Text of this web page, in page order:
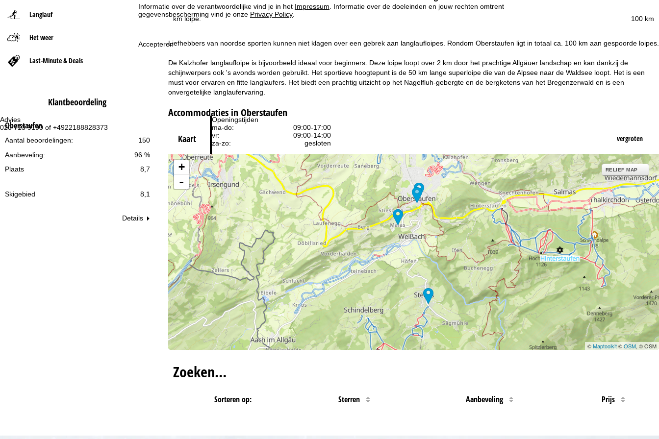
Informatie over de verantwoordelijke vind je in het Impressum . Informatie over de doeleinden en jouw rechten omtrent
gegevensbescherming vind je onze Privacy Policy
Accepteren
Advies
020 713 9190 of +4922188828373
Openingstijden
ma-do:
09:00-17:00
vr:
09:00-14:00
za-zo:
gesloten
Naar contactpagina
Advies
Langlauf
Het weer
Last-Minute & Deals
Klantbeoordeling
Oberstaufen
150
Aantal beoordelingen:
96 %
Aanbeveling:
Plaats
8,7
Skigebied 8,1
Details
t
g
i
n
a
100 km
km loipe:
Liefhebbers van noordse sporten kunnen niet klagen over een gebrek aan langlaufloipes. Rondom Oberstaufen ligt in totaal ca. 100 km aan gespoorde loipes.
De Kalzhofer langlaufloipe is bijvoorbeeld ideaal voor beginners. Deze loipe loopt over 2 km door het prachtige Allgäuer landschap en kan dankzij de
schijnwerpers ook 's avonds worden gebruikt. Het sportieve hoogtepunt is de 50 km lange superloipe die van de Alpsee naar de Waldsee loopt. Het is een
must voor ervaren en fitte langlaufers. Het biedt een prachtig uitzicht op het Nagelfluh-gebergte en de bergketens van het Bregenzerwald en is een
onvergetelijke langlaufervaring.
Accommodaties in Oberstaufen
Kaart vergroten
+
-
RELIEF MAP
©Maptoolkit©OSM, © OSM
Zoeken…
Sorteren op: Sterren Aanbeveling Prijs